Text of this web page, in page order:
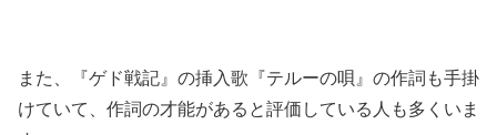
また、『ゲド戦記』の挿入歌『テルーの唄』の作詞も手掛
けていて、作詞の才能があると評価している人も多くいま